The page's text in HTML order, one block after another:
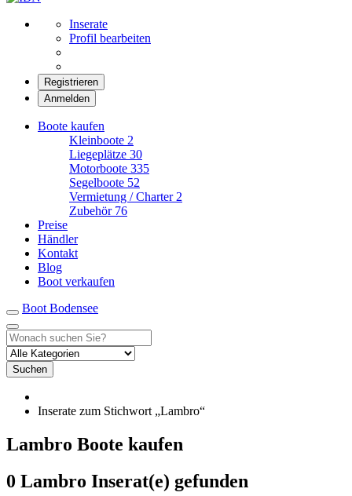
Inserate
Profil bearbeiten
Registrieren
Anmelden
Boote kaufen
Kleinboote 2
Liegeplätze 30
Motorboote 335
Segelboote 52
Vermietung / Charter 2
Zubehör 76
Preise
Händler
Kontakt
Blog
Boot verkaufen
Boot Bodensee
Suchen
Inserate zum Stichwort „Lambro“
Lambro Boote kaufen
0 Lambro Inserat(e) gefunden